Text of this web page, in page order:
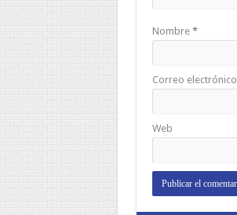
Nombre *
Correo electrónico
Web